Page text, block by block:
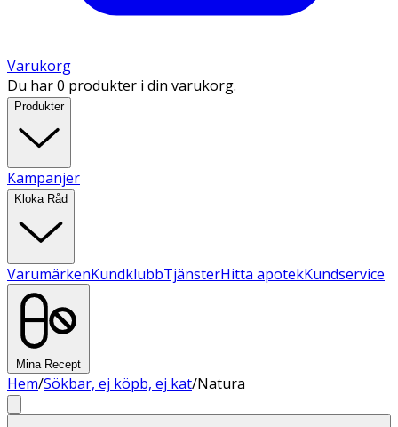
Varukorg
Du har 0 produkter i din varukorg.
Produkter
Kampanjer
Kloka Råd
VarumärkenKundklubbTjänsterHitta apotekKundservice
Mina Recept
Hem/Sökbar, ej köpb, ej kat/Natura